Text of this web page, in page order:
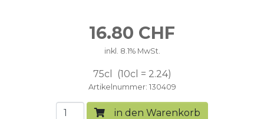
16.80 CHF
inkl. 8.1% MwSt.
75cl 10cl = 2.24
Artikelnummer 130409
in den Warenkorb